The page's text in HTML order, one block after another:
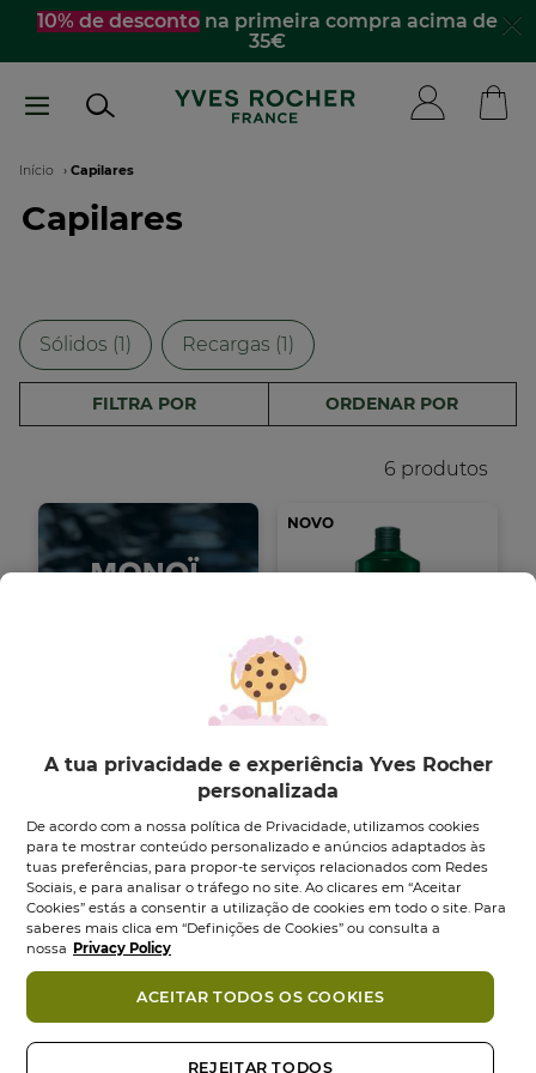
Passar
conteúdo
compra acima de ☀️Descobre os essenciais
acompanhar para
Navegação
estrutural
Início Capilares
Capilares
Sólidos (1) Recargas (1)
FILTRA POR ORDENAR POR
6 produtos
NOVO
Desintoxicante -
300...
Frasco 300 ml
5.0 (3)
5.0
em
5
estrelas.
análises
5,95 €
Adicionar
A tua privacidade e experiência Yves Rocher
personalizada
De acordo com a nossa política de Privacidade, utilizamos cookies
para te mostrar conteúdo personalizado e anúncios adaptados às
tuas preferências, para propor-te serviços relacionados com Redes
Sociais, e para analisar o tráfego no site. Ao clicares em “Aceitar
Cookies” estás a consentir a utilização de cookies em todo o site. Para
saberes mais clica em “Definições de Cookies” ou consulta a
nossa Privacy Policy
REJEITAR TODOS
ACEITAR TODOS OS COOKIES